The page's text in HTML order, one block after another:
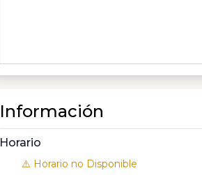
Información
Horario
⚠️ Horario no Disponible